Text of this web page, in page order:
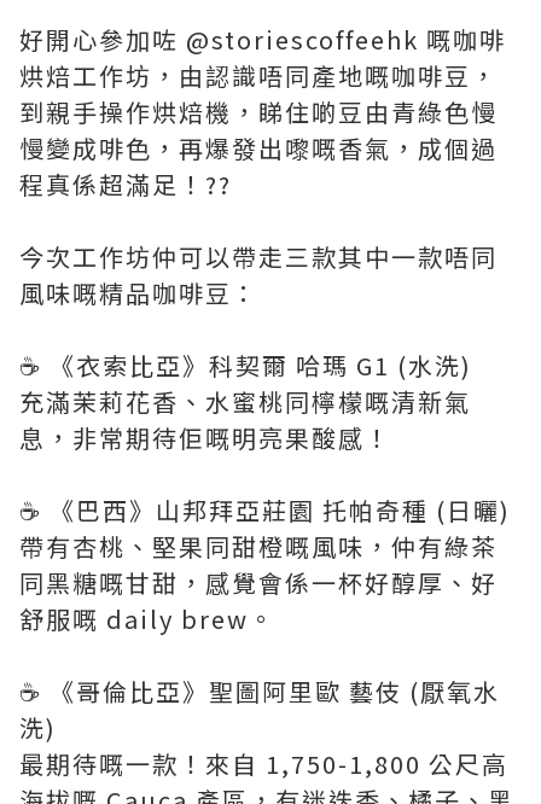
好開心參加咗 @storiescoffeehk 嘅咖啡
烘焙工作坊，由認識唔同產地嘅咖啡豆，
到親手操作烘焙機，睇住啲豆由青綠色慢
慢變成啡色，再爆發出嚟嘅香氣，成個過
程真係超滿足！??
今次工作坊仲可以帶走三款其中一款唔同
風味嘅精品咖啡豆：
☕ 《衣索比亞》科契爾 哈瑪 G1 (水洗)
充滿茉莉花香、水蜜桃同檸檬嘅清新氣
息，非常期待佢嘅明亮果酸感！
☕ 《巴西》山邦拜亞莊園 托帕奇種 (日曬)
帶有杏桃、堅果同甜橙嘅風味，仲有綠茶
同黑糖嘅甘甜，感覺會係一杯好醇厚、好
舒服嘅 daily brew。
☕ 《哥倫比亞》聖圖阿里歐 藝伎 (厭氧水
洗)
最期待嘅一款！來自 1,750-1,800 公尺高